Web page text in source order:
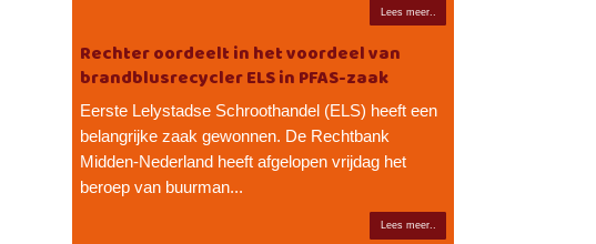
Lees meer..
Rechter oordeelt in het voordeel van
brandblusrecycler ELS in PFAS-zaak
Eerste Lelystadse Schroothandel (ELS) heeft een
belangrijke zaak gewonnen. De Rechtbank
Midden-Nederland heeft afgelopen vrijdag het
beroep van buurman...
Lees meer..